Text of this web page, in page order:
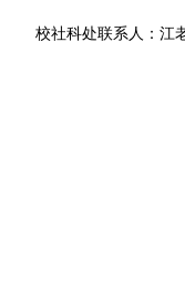
校社科处联系人：江